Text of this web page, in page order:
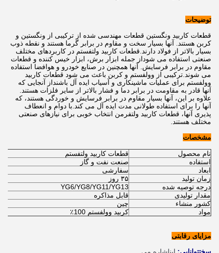
توضیحات
قطعات کاربید ونگستین قطعات مهندسی شده از ترکیبی از ونگستین و
کربن هستند. آنها بسیار سخت و مقاوم در برابر گرما هستند و نقطه ذوب
بسیار بالاتر از فولاد دارند.قطعات کاربید ولتفستم در کاربردهای مختلف
صنعتی استفاده می شوداز جمله ابزار برش، ابزار خیس کننده و قطعات
مقاوم در برابر فرسایش. آنها همچنین در صنایع خودرو و هوافضا استفاده
می شوند.ترکیبی از وولفستم و کربن باعث می شود قطعات کاربید
وولفستم برای عملیات ماشینکاری و آسیاب ایده آل باشنداز آنجایی که
آنها قادر به مقاومت در برابر دما و فشار بالاتر از سایر فلزات هستند.
علاوه بر این، آنها بسیار مقاوم در برابر فرسایش و خوردگی هستند، که
آنها را برای استفاده طولانی مدت ایده آل می کند.با دوام و انعطاف
پذیری آنها، قطعات کاربید ولتفرمن انتخاب خوبی برای نیازهای صنعتی
مختلف هستند.
مشخصات
نام محصول
قطعات کاربید ولتفستم
استفاده
صنعت نفت و گاز
ابعاد
سفارشی
زمان تولید
۳۵ روز
درجه توصیه شده
YG6/YG8/YG11/YG13
مقدار تولیدی
قابل مذاکره
کشور منشاء
چین
مواد
کربید وولفستم 100٪
مزایای رقابتی